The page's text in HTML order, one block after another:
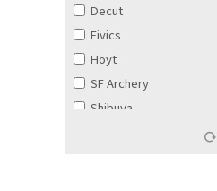
Decut
Fivics
Hoyt
SF Archery
Shibuya